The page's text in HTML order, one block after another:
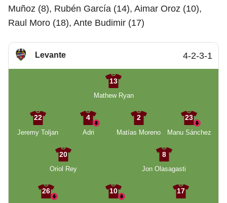
Muñoz (8), Rubén García (14), Aimar Oroz (10),
Raul Moro (18), Ante Budimir (17)
Levante 4-2-3-1
13
Mathew Ryan
22
Jeremy Toljan
4
Adri
2
Matías Moreno
23
Manu Sánchez
20
Oriol Rey
8
Jon Olasagasti
26
10
17